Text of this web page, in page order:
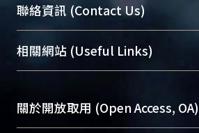
臺大位居世界頂尖大學之列，為
展現本校豐碩的研究成果及學術
機構典藏（NTUR）與學術庫（
台，成為臺大學術典藏NTU
成果。
To permanently archive and
聯絡資訊 (Contact Us)
總館學科館員(Main Library)
醫學圖書館學科館員(Medical
Sciences Library)
相關網站 (Useful Links)
關於開放取用 (Open Access, OA)